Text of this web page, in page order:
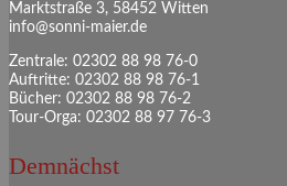
Marktstraße 3, 58452 Witten
info@sonni-maier.de
Zentrale: 02302 88 98 76-0
Auftritte: 02302 88 98 76-1
Bücher: 02302 88 98 76-2
Tour-Orga: 02302 88 97 76-3
Demnächst